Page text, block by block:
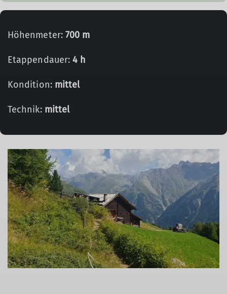
Höhenmeter: 700 m
Etappendauer:4 h
Kondition: mittel
Technik: mittel